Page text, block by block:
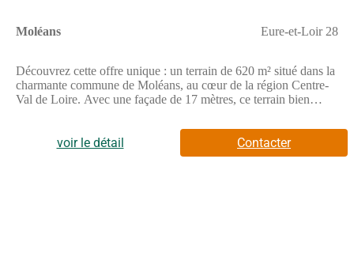
Moléans Eure-et-Loir 28
Découvrez cette offre unique : un terrain de 620 m² situé dans la
charmante commune de Moléans, au cœur de la région Centre-
Val de Loire. Avec une façade de 17 mètres, ce terrain bien
un cadre paisible, proche des commodités essentielles. Nous
vous proposons de bâtir la maison neuve Focus Cosy sur ce
terrain, un véritable bijou architectural de 79 m². Cette maison,
voir le détail Contacter